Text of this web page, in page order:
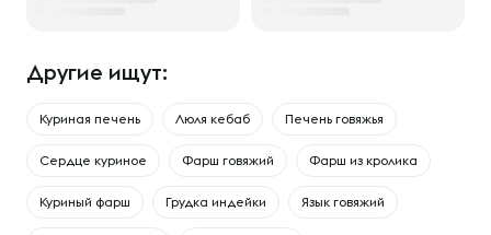
Другие ищут:
Куриная печень Люля кебаб Печень говяжья
Сердце куриное Фарш говяжий Фарш из кролика
Куриный фарш Грудка индейки Язык говяжий